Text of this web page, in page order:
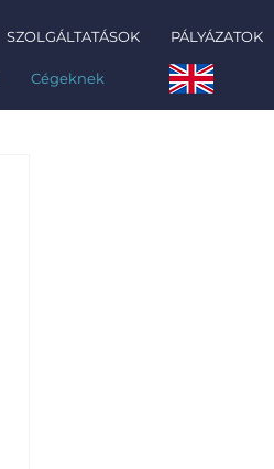
Cégeknek
SZOLGÁLTATÁSOK PÁLYÁZATOK